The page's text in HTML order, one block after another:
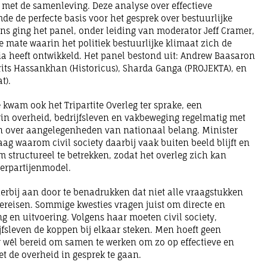
de samenleving. Deze analyse over effectieve
de perfecte basis voor het gesprek over bestuurlijke
ging het panel, onder leiding van moderator Jeff Cramer,
mate waarin het politiek bestuurlijke klimaat zich de
heeft ontwikkeld. Het panel bestond uit: Andrew Baasaron
Hassankhan (Historicus), Sharda Ganga (PROJEKTA), en
ook het Tripartite Overleg ter sprake, een
overheid, bedrijfsleven en vakbeweging regelmatig met
over aangelegenheden van nationaal belang. Minister
waarom civil society daarbij vaak buiten beeld blijft en
structureel te betrekken, zodat het overleg zich kan
aan door te benadrukken dat niet alle vraagstukken
Sommige kwesties vragen juist om directe en
en uitvoering. Volgens haar moeten civil society,
de koppen bij elkaar steken. Men hoeft geen
bereid om samen te werken om zo op effectieve en
de overheid in gesprek te gaan.